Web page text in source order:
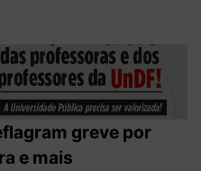
greve por
e mais